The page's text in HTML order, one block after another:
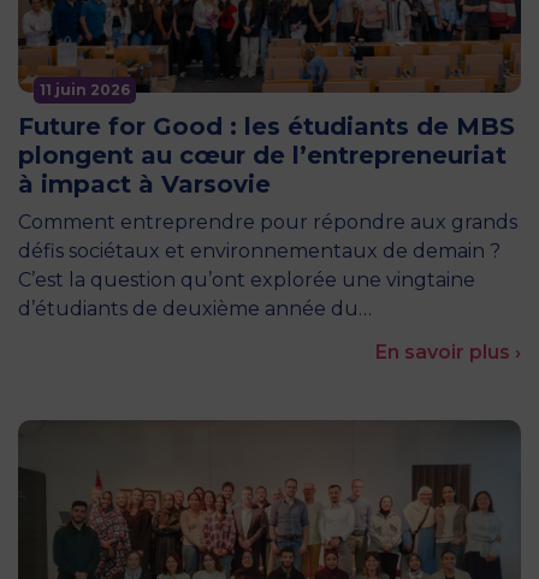
11 juin 2026
Future for Good : les étudiants de MBS
plongent au cœur de l’entrepreneuriat
à impact à Varsovie
Comment entreprendre pour répondre aux grands
défis sociétaux et environnementaux de demain ?
C’est la question qu’ont explorée une vingtaine
d’étudiants de deuxième année du…
En savoir plus ›